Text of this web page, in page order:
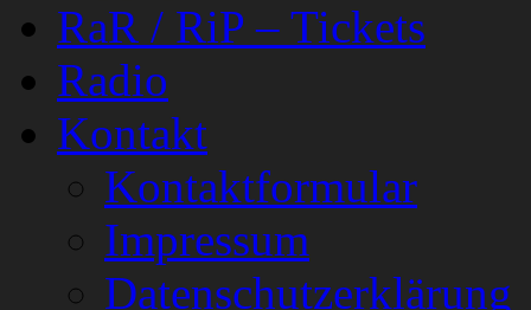
RaR / RiP – Tickets
Radio
Kontakt
Kontaktformular
Impressum
Datenschutzerklärung